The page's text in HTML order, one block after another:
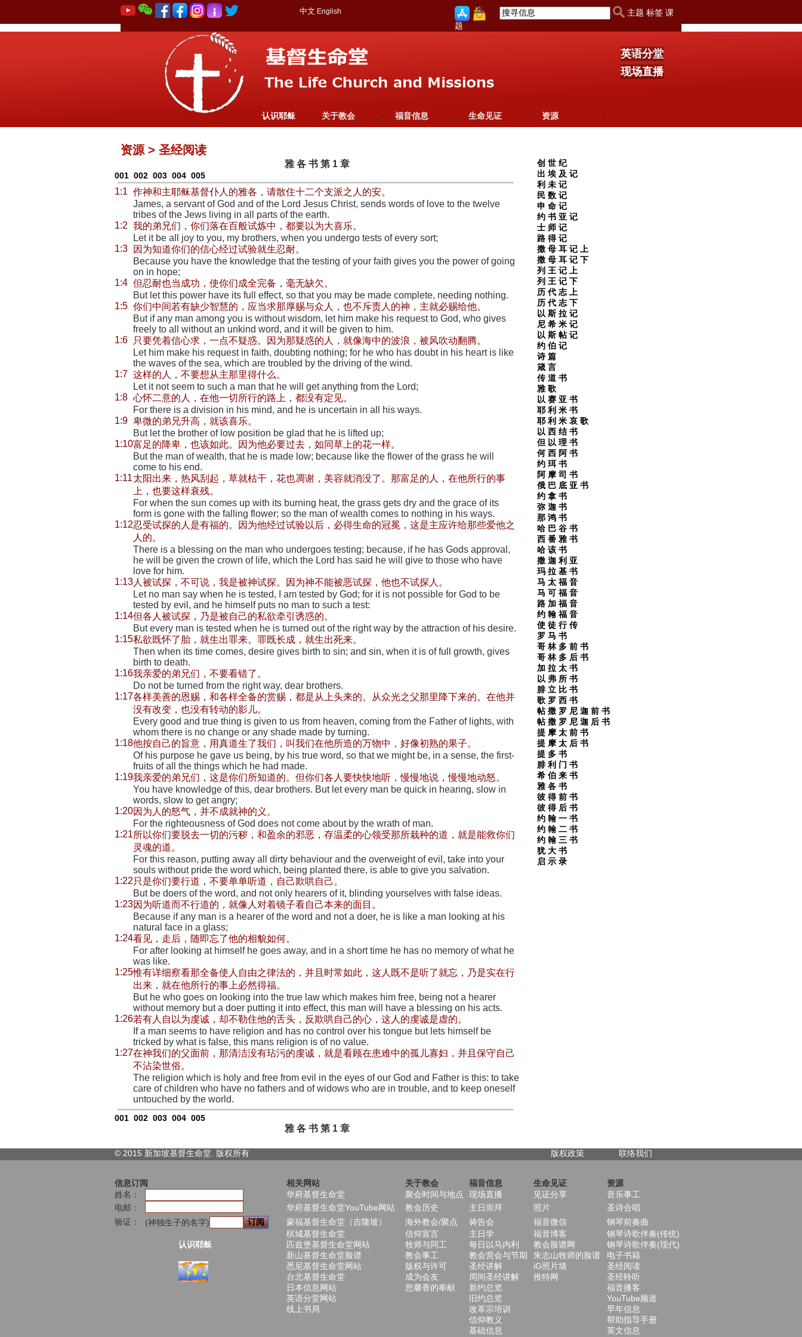
中文 English
主题 标签 课
题
英语分堂
现场直播
认识耶稣 关于教会 福音信息 生命见证 资源
资源 > 圣经阅读
创 世 纪
出 埃 及 记
利 未 记
民 数 记
申 命 记
约 书 亚 记
士 师 记
路 得 记
撒 母 耳 记 上
撒 母 耳 记 下
列 王 记 上
列 王 记 下
历 代 志 上
历 代 志 下
以 斯 拉 记
尼 希 米 记
以 斯 帖 记
约 伯 记
诗 篇
箴 言
传 道 书
雅 歌
以 赛 亚 书
耶 利 米 书
耶 利 米 哀 歌
以 西 结 书
但 以 理 书
何 西 阿 书
约 珥 书
阿 摩 司 书
俄 巴 底 亚 书
约 拿 书
弥 迦 书
那 鸿 书
哈 巴 谷 书
西 番 雅 书
哈 该 书
撒 迦 利 亚
玛 拉 基 书
马 太 福 音
马 可 福 音
路 加 福 音
约 翰 福 音
使 徒 行 传
罗 马 书
哥 林 多 前 书
哥 林 多 后 书
加 拉 太 书
以 弗 所 书
腓 立 比 书
歌 罗 西 书
帖 撒 罗 尼 迦 前 书
帖 撒 罗 尼 迦 后 书
提 摩 太 前 书
提 摩 太 后 书
提 多 书
腓 利 门 书
希 伯 来 书
雅 各 书
彼 得 前 书
彼 得 后 书
约 翰 一 书
约 翰 二 书
约 翰 三 书
犹 大 书
启 示 录
雅 各 书 第 1 章
001 002 003 004 005
1:1 作神和主耶稣基督仆人的雅各，请散住十二个支派之人的安。
James, a servant of God and of the Lord Jesus Christ, sends words of love to the twelve
tribes of the Jews living in all parts of the earth.
1:2 我的弟兄们，你们落在百般试炼中，都要以为大喜乐。
Let it be all joy to you, my brothers, when you undergo tests of every sort;
1:3
因为知道你们的信心经过试验就生忍耐。
Because you have the knowledge that the testing of your faith gives you the power of going
on in hope;
1:4 但忍耐也当成功，使你们成全完备，毫无缺欠。
But let this power have its full effect, so that you may be made complete, needing nothing.
1:5 你们中间若有缺少智慧的，应当求那厚赐与众人，也不斥责人的神，主就必赐给他。
But if any man among you is without wisdom, let him make his request to God, who gives
freely to all without an unkind word, and it will be given to him.
1:6
只要凭着信心求，一点不疑惑。因为那疑惑的人，就像海中的波浪，被风吹动翻腾。
Let him make his request in faith, doubting nothing; for he who has doubt in his heart is like
the waves of the sea, which are troubled by the driving of the wind.
1:7 这样的人，不要想从主那里得什么。
Let it not seem to such a man that he will get anything from the Lord;
1:8 心怀二意的人，在他一切所行的路上，都没有定见。
For there is a division in his mind, and he is uncertain in all his ways.
1:9 卑微的弟兄升高，就该喜乐。
But let the brother of low position be glad that he is lifted up;
1:10富足的降卑，也该如此。因为他必要过去，如同草上的花一样。
But the man of wealth, that he is made low; because like the flower of the grass he will
come to his end.
1:11太阳出来，热风刮起，草就枯干，花也凋谢，美容就消没了。那富足的人，在他所行的事
上，也要这样衰残。
For when the sun comes up with its burning heat, the grass gets dry and the grace of its
form is gone with the falling flower; so the man of wealth comes to nothing in his ways.
1:12忍受试探的人是有福的。因为他经过试验以后，必得生命的冠冕，这是主应许给那些爱他之
人的。
There is a blessing on the man who undergoes testing; because, if he has Gods approval,
he will be given the crown of life, which the Lord has said he will give to those who have
love for him.
1:13人被试探，不可说，我是被神试探。因为神不能被恶试探，他也不试探人。
Let no man say when he is tested, I am tested by God; for it is not possible for God to be
tested by evil, and he himself puts no man to such a test:
1:14但各人被试探，乃是被自己的私欲牵引诱惑的。
But every man is tested when he is turned out of the right way by the attraction of his desire.
1:15私欲既怀了胎，就生出罪来。罪既长成，就生出死来。
Then when its time comes, desire gives birth to sin; and sin, when it is of full growth, gives
birth to death.
1:16我亲爱的弟兄们，不要看错了。
Do not be turned from the right way, dear brothers.
1:17各样美善的恩赐，和各样全备的赏赐，都是从上头来的。从众光之父那里降下来的。在他并
没有改变，也没有转动的影儿。
Every good and true thing is given to us from heaven, coming from the Father of lights, with
whom there is no change or any shade made by turning.
1:18他按自己的旨意，用真道生了我们，叫我们在他所造的万物中，好像初熟的果子。
Of his purpose he gave us being, by his true word, so that we might be, in a sense, the first-
fruits of all the things which he had made.
1:19我亲爱的弟兄们，这是你们所知道的。但你们各人要快快地听，慢慢地说，慢慢地动怒。
You have knowledge of this, dear brothers. But let every man be quick in hearing, slow in
words, slow to get angry;
1:20因为人的怒气，并不成就神的义。
For the righteousness of God does not come about by the wrath of man.
1:21所以你们要脱去一切的污秽，和盈余的邪恶，存温柔的心领受那所栽种的道，就是能救你们
灵魂的道。
For this reason, putting away all dirty behaviour and the overweight of evil, take into your
souls without pride the word which, being planted there, is able to give you salvation.
1:22只是你们要行道，不要单单听道，自己欺哄自己。
But be doers of the word, and not only hearers of it, blinding yourselves with false ideas.
1:23因为听道而不行道的，就像人对着镜子看自己本来的面目。
Because if any man is a hearer of the word and not a doer, he is like a man looking at his
natural face in a glass;
1:24看见，走后，随即忘了他的相貌如何。
For after looking at himself he goes away, and in a short time he has no memory of what he
was like.
1:25惟有详细察看那全备使人自由之律法的，并且时常如此，这人既不是听了就忘，乃是实在行
出来，就在他所行的事上必然得福。
But he who goes on looking into the true law which makes him free, being not a hearer
without memory but a doer putting it into effect, this man will have a blessing on his acts.
1:26若有人自以为虔诚，却不勒住他的舌头，反欺哄自己的心，这人的虔诚是虚的。
If a man seems to have religion and has no control over his tongue but lets himself be
tricked by what is false, this mans religion is of no value.
1:27在神我们的父面前，那清洁没有玷污的虔诚，就是看顾在患难中的孤儿寡妇，并且保守自己
不沾染世俗。
The religion which is holy and free from evil in the eyes of our God and Father is this: to take
care of children who have no fathers and of widows who are in trouble, and to keep oneself
untouched by the world.
001 002 003 004 005
雅 各 书 第 1 章
© 2015 新加坡基督生命堂. 版权所有 版权政策 联络我们
信息订阅 相关网站 关于教会 福音信息 生命见证
资源
姓名：
华府基督生命堂 聚会时间与地点 现场直播 见证分享
音乐事工
电邮：
华府基督生命堂YouTube网站 教会历史 主日崇拜 照片
圣诗合唱
验证：
(神独生子的名字) 蒙福基督生命堂（吉隆坡） 海外教会/聚点 祷告会 福音微信
钢琴前奏曲
槟城基督生命堂
信仰宣言 主日学 福音博客
钢琴诗歌伴奏(传统)
认识耶稣
匹兹堡基督生命堂网站 牧师与同工 每日以马内利 教会脸谱网
钢琴诗歌伴奏(现代)
新山基督生命堂脸谱
教会事工 教会营会与节期 朱志山牧师的脸谱
电子书籍
悉尼基督生命堂网站
版权与许可 圣经讲解 iG照片墙
圣经阅读
台北基督生命堂
成为会友 周间圣经讲解 推特网
圣经聆听
日本信息网站
您馨香的奉献 新约总览
福音播客
英语分堂网站
旧约总览
YouTube频道
线上书局
改革宗培训
早年信息
信仰教义
帮助指导手册
基础信息
英文信息